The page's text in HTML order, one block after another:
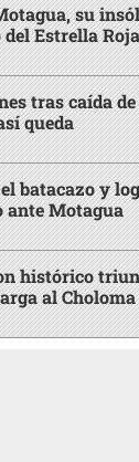
su
Estrella Roja
tras caída
queda
batacazo y
Motagua
histórico
al Choloma